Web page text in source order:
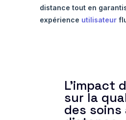
distance tout en
expérience utilisateur
L'impact
sur la
des soins